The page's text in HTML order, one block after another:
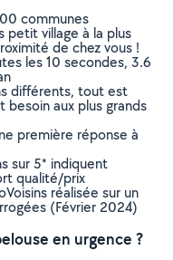
communes
petit village à la plus
de chez vous !
les 10 secondes, 3.6
différents, tout est
besoin aux plus grands
première réponse à
sur 5* indiquent
qualité/prix
réalisée sur un
(Février 2024)
en urgence ?